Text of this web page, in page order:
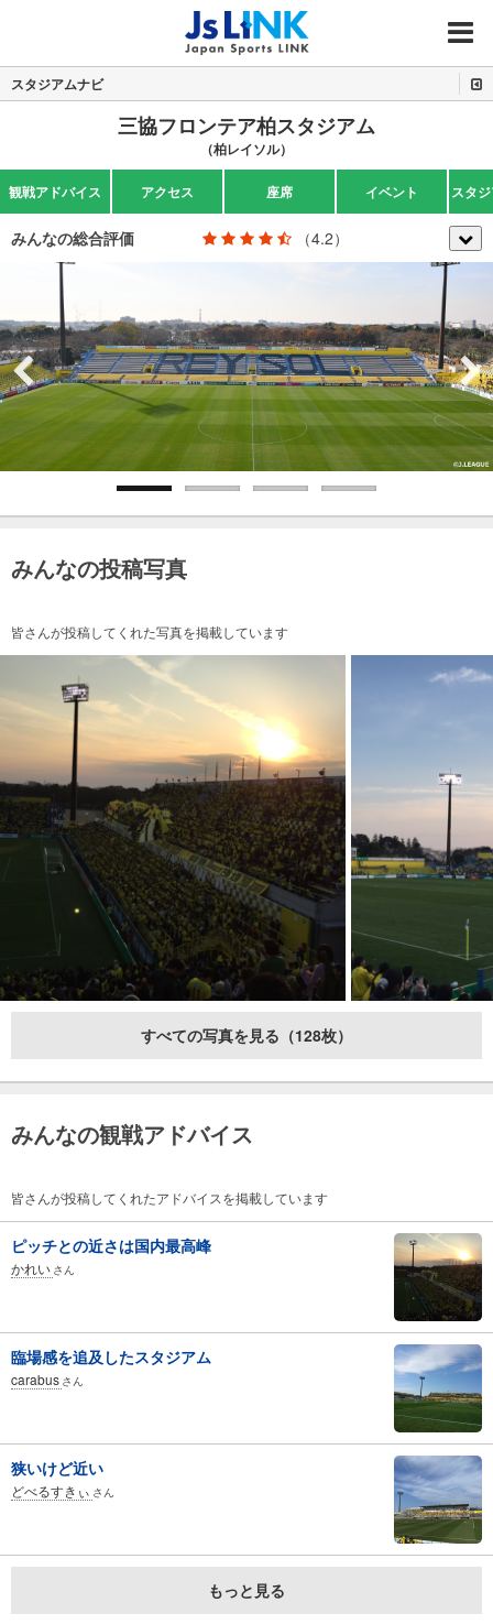
MENU
スタジアムナビ
三協フロンテア柏スタジアム
（柏レイソル）
観戦アドバイス アクセス 座席 イベント スタ
みんなの総合評価 （4.2）
Previous Next
みんなの投稿写真
皆さんが投稿してくれた写真を掲載しています
すべての写真を見る（128枚）
みんなの観戦アドバイス
皆さんが投稿してくれたアドバイスを掲載しています
ピッチとの近さは国内最高峰
かれい さん
臨場感を追及したスタジアム
carabus さん
狭いけど近い
どべるすきぃ さん
もっと見る